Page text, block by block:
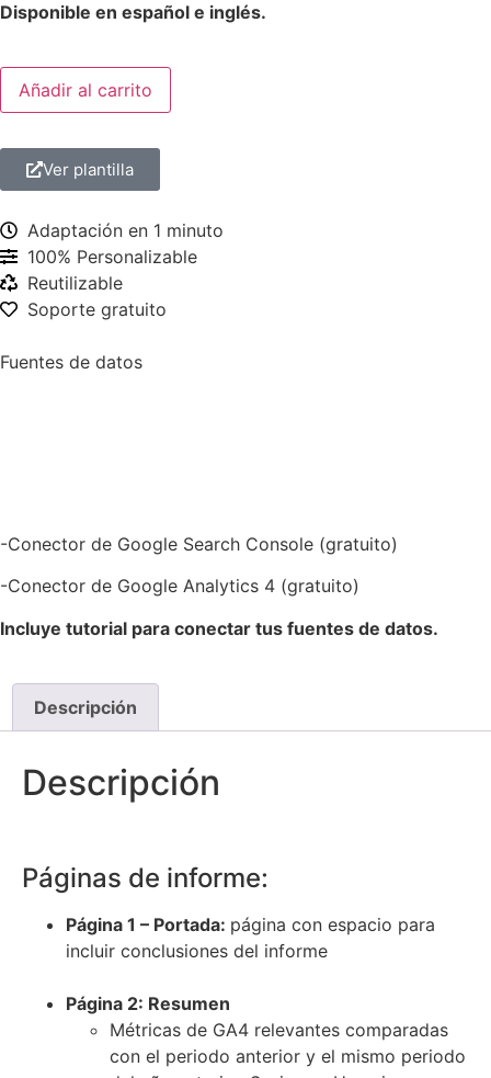
Disponible en español e inglés.
Añadir al carrito
Ver plantilla
Adaptación en 1 minuto
100% Personalizable
Reutilizable
Soporte gratuito
Fuentes de datos
-Conector de Google Search Console (gratuito)
-Conector de Google Analytics 4 (gratuito)
Incluye tutorial para conectar tus fuentes de datos.
Descripción
Descripción
Páginas de informe:
Página 1 – Portada: página con espacio para
incluir conclusiones del informe
Página 2: Resumen
Métricas de GA4 relevantes comparadas
con el periodo anterior y el mismo periodo